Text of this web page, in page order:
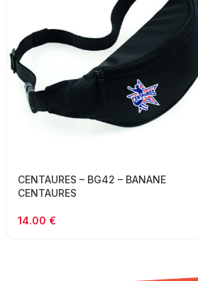
CENTAURES – BG42 – BANANE
CENTAURES
14.00 €